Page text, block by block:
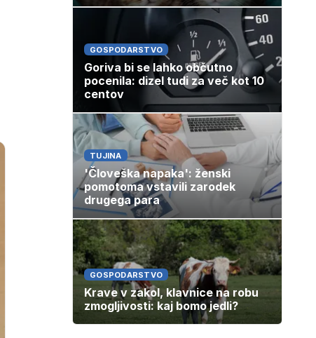
GOSPODARSTVO
Goriva bi se lahko občutno
pocenila: dizel tudi za več kot 10
centov
TUJINA
'Človeška napaka': ženski
pomotoma vstavili zarodek
drugega para
GOSPODARSTVO
Krave v zakol, klavnice na robu
zmogljivosti: kaj bomo jedli?